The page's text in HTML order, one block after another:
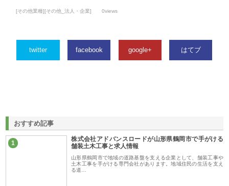
[その他業種][その他_法人・企業] 0views
twitter facebook google+ はてブ
おすすめ記事
1
株式会社アドバンスロードが山形県鶴岡市で手がける
舗装土木工事と求人情報
山形県鶴岡市で地域の道路基盤を支える企業として、舗装工事や
土木工事を手がける専門会社があります。地域住民の生活を支え
る道…